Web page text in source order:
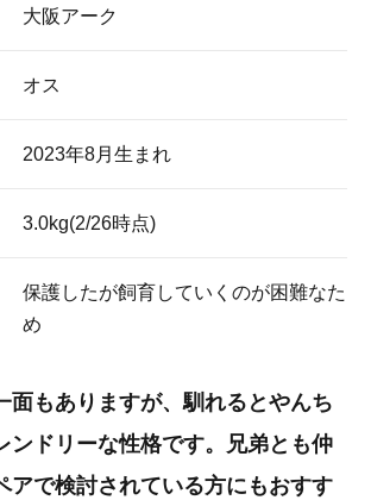
大阪アーク
オス
2023年8月生まれ
3.0kg(2/26時点)
保護したが飼育していくのが困難なた
め
面もありますが、馴れるとやんち
ンドリーな性格です。兄弟とも仲
アで検討されている方にもおすす